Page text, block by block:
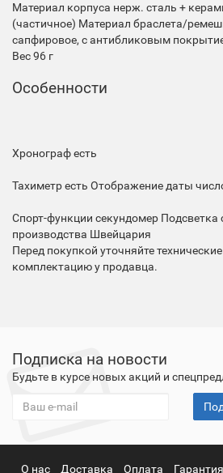
Материал корпуса нерж. сталь +
(частичное) Материал браслета/
сапфировое, с антибликовым
Вес96 г
Особенности
Хронографесть
Тахиметресть Отображение даты
Спорт-функции секундомер Подсветка
производства Швейцария
Перед покупкой уточняйте
комплектацию у продавца.
Подписка на новости
Будьте в курсе новых акций и
О нас Доставка Оплата Гарантия